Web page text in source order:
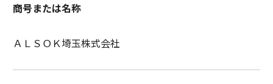
商号または名称
ＡＬＳＯＫ埼玉株式会社